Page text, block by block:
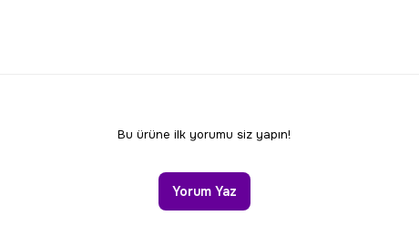
Bu ürüne ilk yorumu siz yapın!
Yorum Yaz